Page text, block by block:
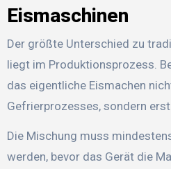
Eismaschinen
Der größte Unterschied zu
liegt im Produktionsprozess.
das eigentliche Eismachen
Gefrierprozesses, sondern erst
Die Mischung muss
werden, bevor das Gerät die